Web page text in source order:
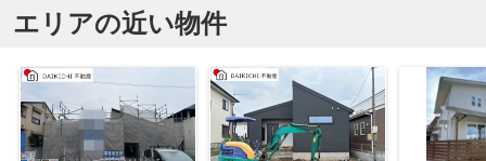
エリアの近い物件